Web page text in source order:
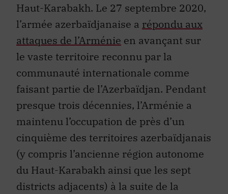
Haut-Karabakh. Le 27 septembre 2020,
l’armée azerbaïdjanaise a répondu aux
attaques de l’Arménie en avançant sur
le vaste territoire reconnu par la
communauté internationale comme
faisant partie de l’Azerbaïdjan. Pendant
presque trois décennies, l’Arménie a
maintenu l’occupation de près d’un
cinquième des territoires azerbaïdjanais
(y compris l’ancienne région autonome
du Haut-Karabakh ainsi que les sept
districts adjacents) à la suite de la